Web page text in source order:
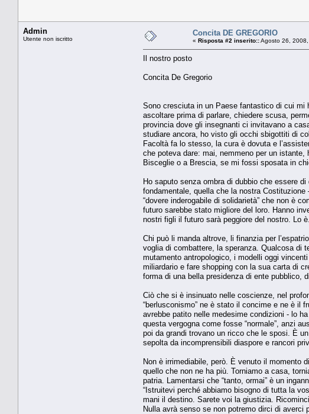
Admin
Utente non iscritto
Concita DE GREGORIO
« Risposta #2 inserito::Agosto 26,
Il nostro posto
Concita De Gregorio
Sono cresciuta in un Paese fantastico di cui mi
ascoltare prima di parlare, chiedere scusa,
provincia dove gli insegnanti ci invitavano a
studiare ancora, ho visto gli occhi sbigottiti di
Facoltà fa lo stesso, la cura è dovuta e
che poteva dare: mai, nemmeno per un
Bisceglie o a Brescia, se mi fossi sposata in
Ho saputo senza ombra di dubbio che essere
fondamentale, quella che la nostra Costituzione
“dovere inderogabile di solidarietà” che non è
futuro sarebbe stato migliore del loro. Hanno
nostri figli il futuro sarà peggiore del nostro. Lo
Chi può li manda altrove, li finanzia per
voglia di combattere, la speranza. Qualcosa di
mutamento antropologico, i modelli oggi
miliardario e fare shopping con la sua carta di
forma di una bella presidenza di ente pubblico,
Ciò che si è insinuato nelle coscienze, nel
“berlusconismo” ne è stato il concime e ne è il
avrebbe patito nelle medesime condizioni - lo
questa vergogna come fosse “normale”, anzi
poi da grandi trovano un ricco che le sposi. È
sepolta da incomprensibili diaspore e rancori
Non è irrimediabile, però. È venuto il momento
quello che non ne ha più. Torniamo a casa,
patria. Lamentarsi che “tanto, ormai” è un
“Istruitevi perché abbiamo bisogno di tutta la
mani il destino. Sarete voi la giustizia.
Nulla avrà senso se non potremo dirci di averci